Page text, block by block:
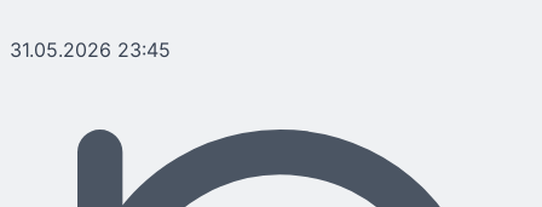
31.05.2026 23:45